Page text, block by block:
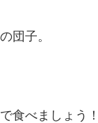
団子。
食べましょう！